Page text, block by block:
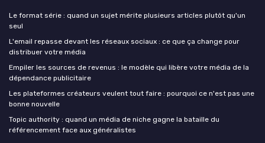
Le format série : quand un sujet mérite plusieurs articles plutôt qu'un
seul
L'email repasse devant les réseaux sociaux : ce que ça change pour
distribuer votre média
Empiler les sources de revenus : le modèle qui libère votre média de la
dépendance publicitaire
Les plateformes créateurs veulent tout faire : pourquoi ce n'est pas une
bonne nouvelle
Topic authority : quand un média de niche gagne la bataille du
référencement face aux généralistes